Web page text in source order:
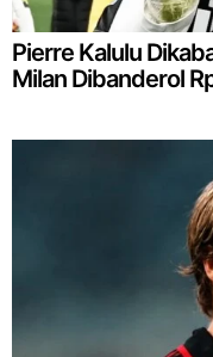
Pierre Kalulu
Milan Dibanderol